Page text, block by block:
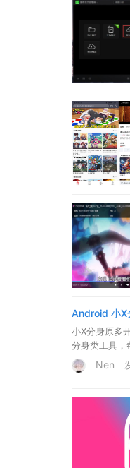
Android 小X
小X分身原多
分身类工具，
Nen